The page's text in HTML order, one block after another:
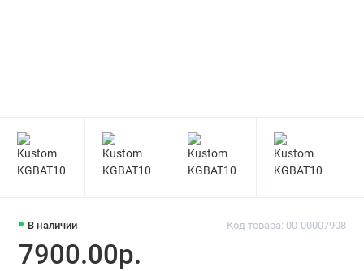
В наличии Код товара: 00-00007908
7900.00р.